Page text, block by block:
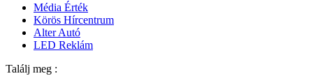
Média Érték
Körös Hírcentrum
Alter Autó
LED Reklám
Találj meg :